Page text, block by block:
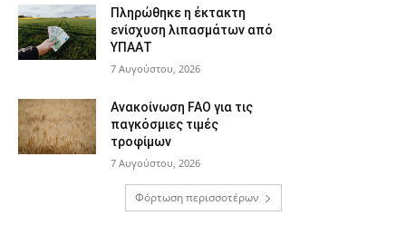
Πληρώθηκε η έκτακτη
ενίσχυση λιπασμάτων από
ΥΠΑΑΤ
7 Αυγούστου, 2026
Ανακοίνωση FAO για τις
παγκόσμιες τιμές
τροφίμων
7 Αυγούστου, 2026
Φόρτωση περισσοτέρων